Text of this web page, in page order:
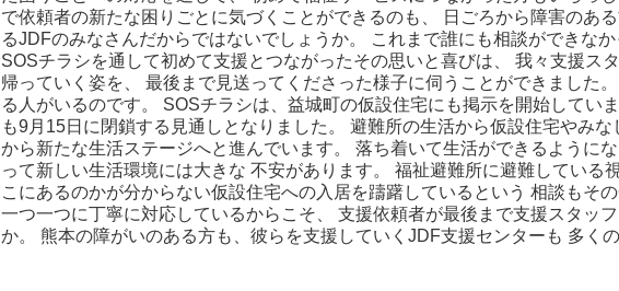
で依頼者の新たな困りごとに気づくことができるのも、 日ごろから障害のあ
るJDFのみなさんだからではないでしょうか。 これまで誰にも相談ができなか
SOSチラシを通して初めて支援とつながったその思いと喜びは、 我々支援ス
帰っていく姿を、 最後まで見送ってくださった様子に伺うことができました
る人がいるのです。 SOSチラシは、益城町の仮設住宅にも掲示を開始してい
も9月15日に閉鎖する見通しとなりました。 避難所の生活から仮設住宅やみ
から新たな生活ステージへと進んでいます。 落ち着いて生活ができるように
って新しい生活環境には大きな 不安があります。 福祉避難所に避難している
こにあるのかが分からない仮設住宅への入居を躊躇しているという 相談もそ
一つ一つに丁寧に対応しているからこそ、 支援依頼者が最後まで支援スタッ
か。 熊本の障がいのある方も、彼らを支援していくJDF支援センターも 多く